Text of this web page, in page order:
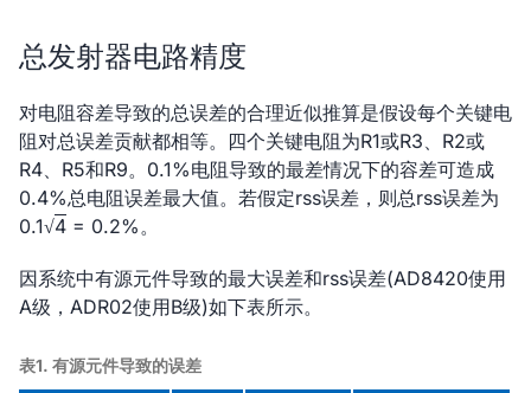
总发射器电路精度
对电阻容差导致的总误差的合理近似推算是假设每个关键电
阻对总误差贡献都相等。四个关键电阻为R1或R3、R2或
R4、R5和R9。0.1%电阻导致的最差情况下的容差可造成
0.4%总电阻误差最大值。若假定rss误差，则总rss误差为
0.1√4 = 0.2%。
因系统中有源元件导致的最大误差和rss误差(AD8420使用
A级，ADR02使用B级)如下表所示。
表1. 有源元件导致的误差